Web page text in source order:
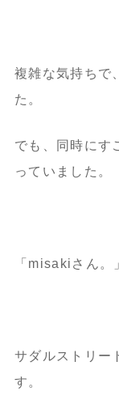
複雑な気持ちで
た。
でも、同時にす
っていました。
「misakiさん。
サダルストリー
す。